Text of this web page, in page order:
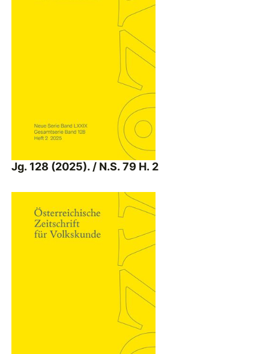
Jg. 128 (2025). / N.S. 79 H. 2